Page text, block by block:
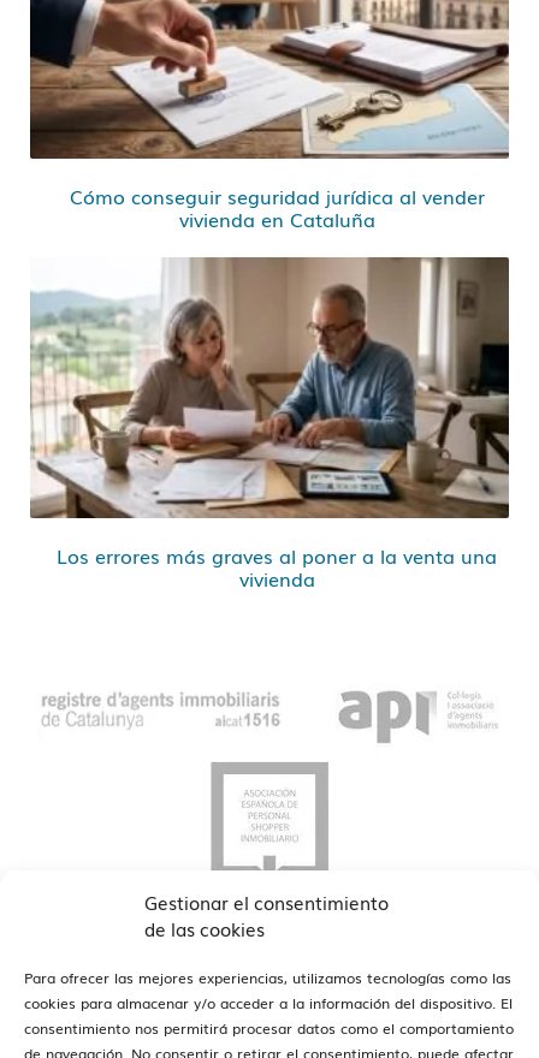
Gestionar el consentimiento
de las cookies
Para ofrecer las mejores experiencias, utilizamos tecnologías como las
cookies para almacenar y/o acceder a la información del dispositivo. El
consentimiento nos permitirá procesar datos como el comportamiento
de navegación. No consentir o retirar el consentimiento, puede afectar
Cómo conseguir seguridad jurídica al vender
vivienda en Cataluña
Los errores más graves al poner a la venta una
vivienda